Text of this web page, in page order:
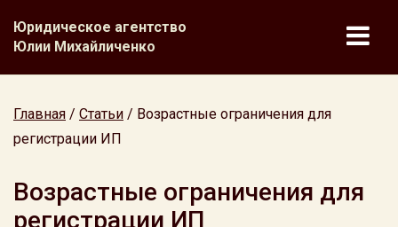
Юридическое агентство
Юлии Михайличенко
Главная / Статьи / Возрастные ограничения для
регистрации ИП
Возрастные ограничения для
регистрации ИП